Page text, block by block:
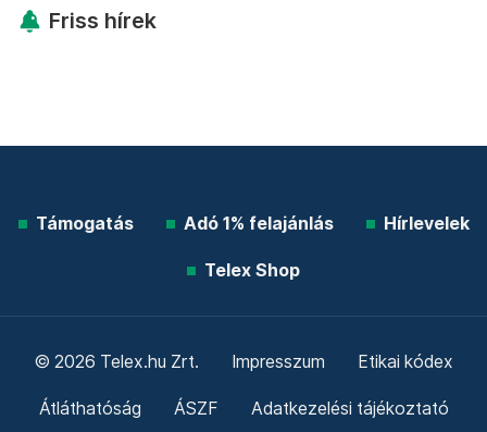
Friss hírek
Támogatás Adó 1% felajánlás Hírlevelek
Telex Shop
© 2026 Telex.hu Zrt. Impresszum Etikai kódex
Átláthatóság ÁSZF Adatkezelési tájékoztató